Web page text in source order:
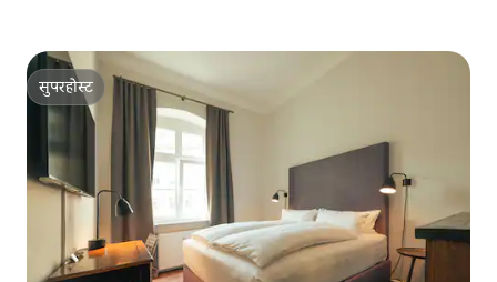
सुपरहोस्ट
सुपरहोस्ट